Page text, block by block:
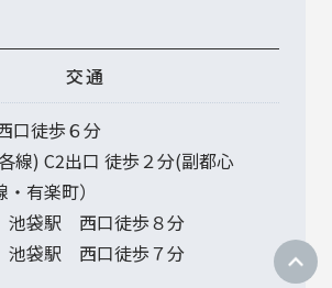
交通
口徒歩６分
線) C2出口 徒歩２分(副都心
有楽町）
袋駅 西口徒歩８分
袋駅 西口徒歩７分